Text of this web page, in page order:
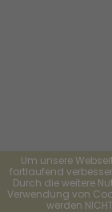
Um unsere
fortlaufend
Durch die weitere
Verwendung von
werden